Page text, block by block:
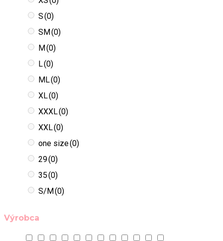
S(0)
SM(0)
M(0)
L(0)
ML(0)
XL(0)
XXXL(0)
XXL(0)
one size(0)
29(0)
35(0)
S/M(0)
Výrobca